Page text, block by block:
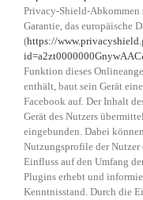
Privacy-Shield-
Garantie, das europäische
(https://
Funktion dieses
enthält, baut sein Gerät
Facebook auf. Der Inhalt
Gerät des Nutzers
eingebunden. Dabei
Nutzungsprofile der Nutzer
Einfluss auf den Umfang
Plugins erhebt und
Kenntnisstand. Durch die